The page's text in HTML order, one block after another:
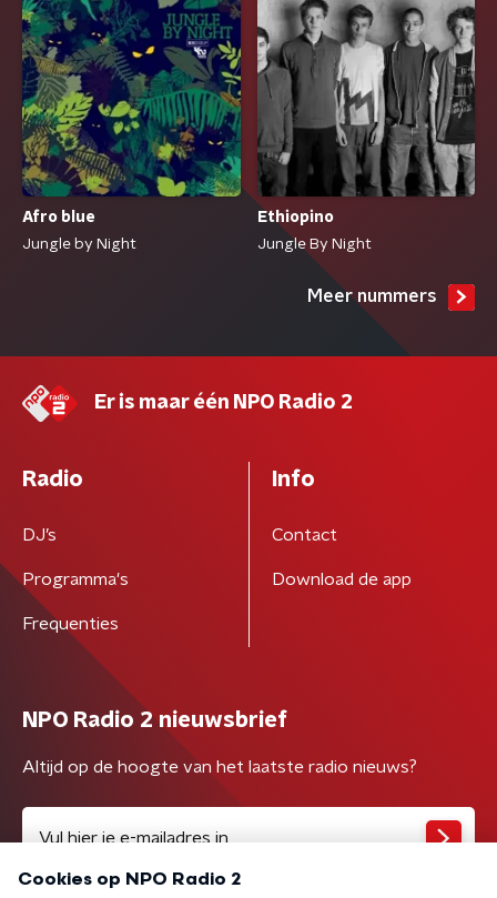
Afro blue
Jungle by Night
Ethiopino
Jungle By Night
Meer nummers
Er is maar één NPO Radio 2
Radio
DJ’s
Programma's
Frequenties
Info
Contact
Download de app
NPO Radio 2 nieuwsbrief
Altijd op de hoogte van het laatste radio nieuws?